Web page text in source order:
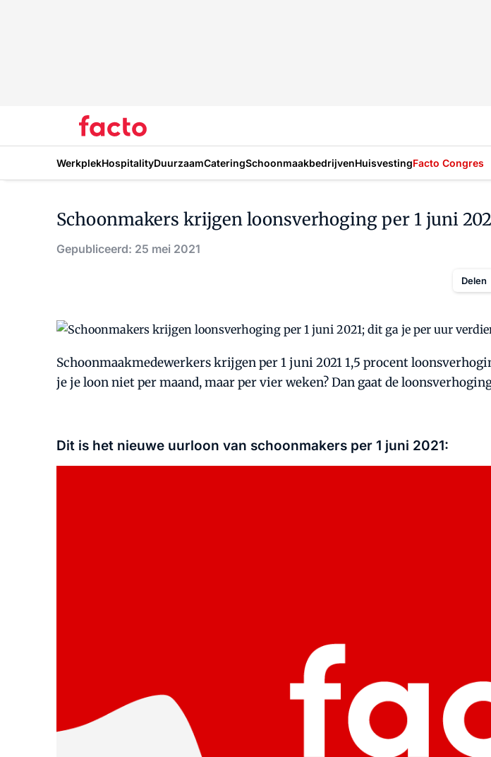
WerkplekHospitalityDuurzaamCateringSchoonmaakbedrijvenHuisvestingFacto Congres
Schoonmakers krijgen loonsverhoging per 1 juni
Gepubliceerd: 25 mei 2021
Delen
Schoonmaakmedewerkers krijgen per 1 juni 2021 1,5 procent
je je loon niet per maand, maar per vier weken? Dan gaat de
Dit is het nieuwe uurloon van schoonmakers per 1 juni 2021: